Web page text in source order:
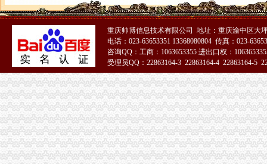
（中天光美地）4幢-1层8号、3号车库负1层车位60号停车用房和渝
可上门签约_重庆公司注册_代办公司_代理工商注册登记_分公司_个体
【重庆其它服务|其它服务】-重庆知了信息网
贷款频道_重庆资讯_腾讯·大渝网
新会计服务新闻-新会计服务动态、热门会计服务新闻-热门会计服
重庆代理记账-重庆工商代办电话价格-重庆营业执照代办-重庆注册公司-
【达州其他_达州其他公司】-达州百姓网
重庆星都大厦15处房产拍卖-渝中区办公商务楼拍卖公告-众拍网
代账公司
专业代账,公司注册-泰州58同城
池州财务公司|池州代账公司|池州会计公司|池州嘉禾财务咨询有限公司
以代账公司为平台创新会计专业实训模式
新一代专业代账公司-帮帮帐（代理注册-代账报税-代-镇江58同城
重庆帅博信息技术有限公司 地址：重庆渝中区大
电话：023-63653351 13368080804 传真：023-
咨询QQ：工商：1063653355 进出口权：
受理员QQ：22863164-3 22863164-4 22863164-5
51La